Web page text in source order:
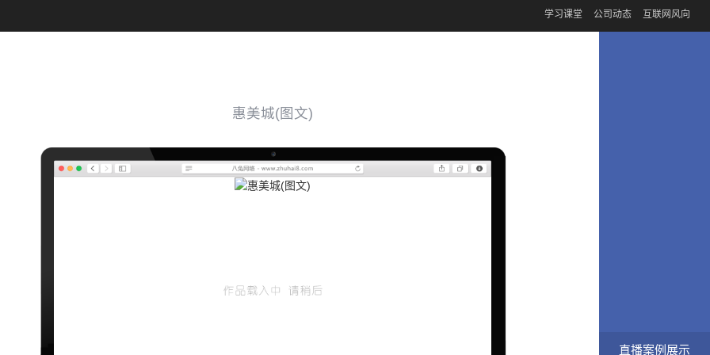
学习课堂 公司动态 互联网风向
直播案例展示
惠美城(图文)